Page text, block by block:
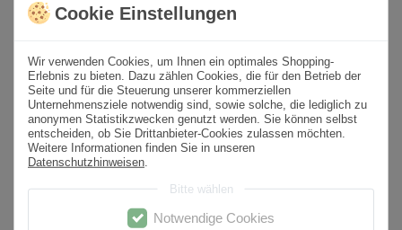
Format 60x60 cm
Paketinhalt 1,44 m² /4St.
Sortierung 1. Wahl
Cookie Einstellungen
Wir verwenden Cookies, um Ihnen ein optimales Shopping-
Erlebnis zu bieten. Dazu zählen Cookies, die für den Betrieb der
Seite und für die Steuerung unserer kommerziellen
Unternehmensziele notwendig sind, sowie solche, die lediglich zu
anonymen Statistikzwecken genutzt werden. Sie können selbst
entscheiden, ob Sie Drittanbieter-Cookies zulassen möchten.
Weitere Informationen finden Sie in unseren
Datenschutzhinweisen
Bitte wählen
Notwendige Cookies